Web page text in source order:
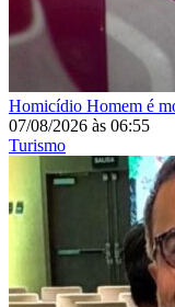
Homicídio Homem é
07/08/2026 às 06:55
Turismo